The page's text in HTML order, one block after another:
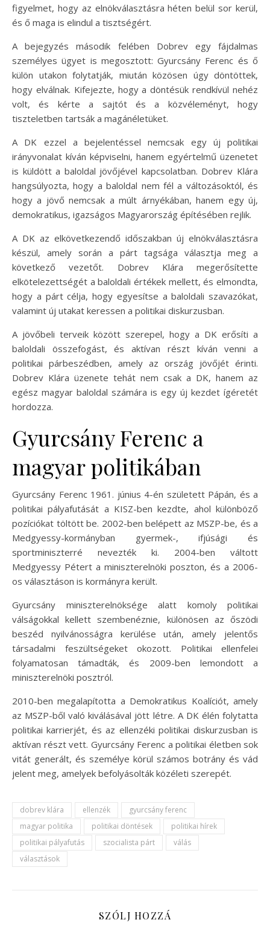
figyelmet, hogy az elnökválasztásra héten belül sor kerül,
és ő maga is elindul a tisztségért.
A bejegyzés második felében Dobrev egy fájdalmas
személyes ügyet is megosztott: Gyurcsány Ferenc és ő
külön utakon folytatják, miután közösen úgy döntöttek,
hogy elválnak. Kifejezte, hogy a döntésük rendkívül nehéz
volt, és kérte a sajtót és a közvéleményt, hogy
tiszteletben tartsák a magánéletüket.
A DK ezzel a bejelentéssel nemcsak egy új politikai
irányvonalat kíván képviselni, hanem egyértelmű üzenetet
is küldött a baloldal jövőjével kapcsolatban. Dobrev Klára
hangsúlyozta, hogy a baloldal nem fél a változásoktól, és
hogy a jövő nemcsak a múlt árnyékában, hanem egy új,
demokratikus, igazságos Magyarország építésében rejlik.
A DK az elkövetkezendő időszakban új elnökválasztásra
készül, amely során a párt tagsága választja meg a
következő vezetőt. Dobrev Klára megerősítette
elkötelezettségét a baloldali értékek mellett, és elmondta,
hogy a párt célja, hogy egyesítse a baloldali szavazókat,
valamint új utakat keressen a politikai diskurzusban.
A jövőbeli terveik között szerepel, hogy a DK erősíti a
baloldali összefogást, és aktívan részt kíván venni a
politikai párbeszédben, amely az ország jövőjét érinti.
Dobrev Klára üzenete tehát nem csak a DK, hanem az
egész magyar baloldal számára is egy új kezdet ígéretét
hordozza.
Gyurcsány Ferenc a
magyar politikában
Gyurcsány Ferenc 1961. június 4-én született Pápán, és a
politikai pályafutását a KISZ-ben kezdte, ahol különböző
pozíciókat töltött be. 2002-ben belépett az MSZP-be, és a
Medgyessy-kormányban gyermek-, ifjúsági és
sportminiszterré nevezték ki. 2004-ben váltott
Medgyessy Pétert a miniszterelnöki poszton, és a 2006-
os választáson is kormányra került.
Gyurcsány miniszterelnöksége alatt komoly politikai
válságokkal kellett szembenéznie, különösen az őszödi
beszéd nyilvánosságra kerülése után, amely jelentős
társadalmi feszültségeket okozott. Politikai ellenfelei
folyamatosan támadták, és 2009-ben lemondott a
miniszterelnöki posztról.
2010-ben megalapította a Demokratikus Koalíciót, amely
az MSZP-ből való kiválásával jött létre. A DK élén folytatta
politikai karrierjét, és az ellenzéki politikai diskurzusban is
aktívan részt vett. Gyurcsány Ferenc a politikai életben sok
vitát generált, és személye körül számos botrány és vád
jelent meg, amelyek befolyásolták közéleti szerepét.
dobrev klára ellenzék
gyurcsány ferenc
magyar politika
politikai döntések
politikai hírek
politikai pályafutás
szocialista párt
válás
választások
SZÓLJ HOZZÁ